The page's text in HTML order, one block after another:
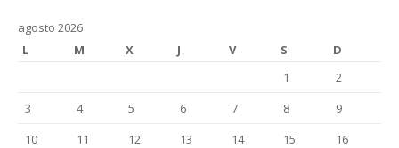
agosto 2026
L
M X J V S
D
1
2
3
4 5 6 7 8
9
10
11 12 13 14 15
16